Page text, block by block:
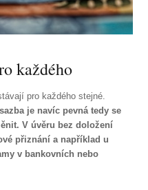
každého
pro každého stejné.
je navíc pevná tedy se
V úvěru bez doložení
přiznání a například u
v bankovních nebo